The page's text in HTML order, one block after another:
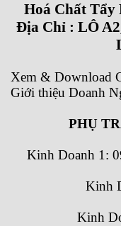
Hoá Chất Tẩy
Địa Chỉ : LÔ
Xem & Download
Giới thiệu Doanh
PHỤ
Kinh Doanh 1:
Kinh
Kinh